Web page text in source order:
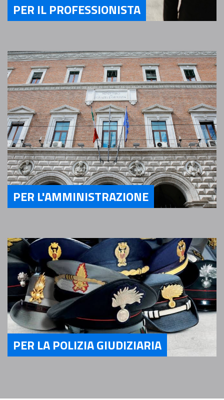
PER IL PROFESSIONISTA
PER L'AMMINISTRAZIONE
PER LA POLIZIA GIUDIZIARIA